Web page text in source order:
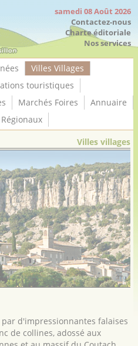
samedi 08 Août 2026
Contactez-nous
Charte éditoriale
Nos services
Villes Villages
touristiques
Marchés Foires
Annuaire
Villes villages
d'impressionnantes falaises
de collines, adossé aux